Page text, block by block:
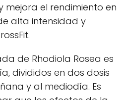
mejora el rendimiento en
alta intensidad y
de Rhodiola Rosea es
divididos en dos dosis
y al mediodía. Es